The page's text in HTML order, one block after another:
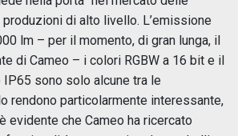
di alto livello. L’emissione
lm – per il momento, di gran lunga, il
di Cameo – i colori RGBW a 16 bit e il
sono solo alcune tra le
rendono particolarmente interessante,
evidente che Cameo ha ricercato